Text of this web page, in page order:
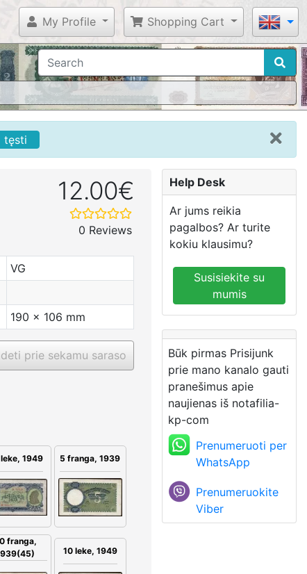
My Profile Shopping Cart
tęsti
12.00€
0 Reviews
VG
190 x 106 mm
prie sekamu saraso
1949 5 franga, 1939
franga,
10 leke, 1949
Help Desk
Ar jums reikia
pagalbos? Ar turite
kokiu klausimu?
Susisiekite su
mumis
Būk pirmas Prisijunk
prie mano kanalo gauti
pranešimus apie
naujienas iš notafilia-
kp-com
Prenumeruoti per
WhatsApp
Prenumeruokite
Viber